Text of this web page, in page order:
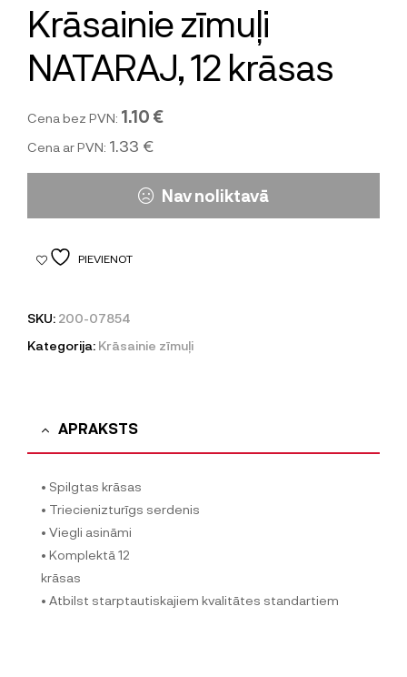
Krāsainie zīmuļi
NATARAJ, 12 krāsas
Cena bez PVN: 1.10 €
Cena ar PVN: 1.33 €
Nav noliktavā
PIEVIENOT
SKU: 200-07854
Kategorija: Krāsainie zīmuļi
APRAKSTS
• Spilgtas krāsas
• Triecienizturīgs serdenis
• Viegli asināmi
• Komplektā 12
krāsas
• Atbilst starptautiskajiem kvalitātes standartiem